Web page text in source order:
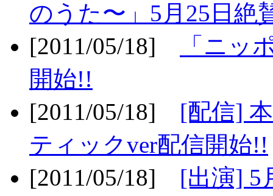
のうた〜」5月25日絶
[2011/05/18]
「ニッ
開始!!
[2011/05/18] [配信]
ティックver配信開始!!
[2011/05/18] [出演] 5